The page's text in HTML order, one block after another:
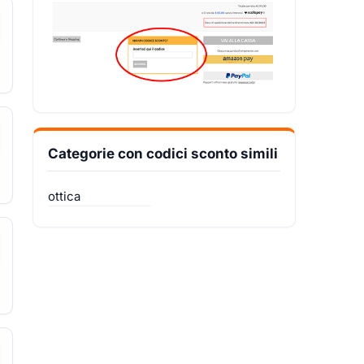
Categorie con codici sconto simili
ottica